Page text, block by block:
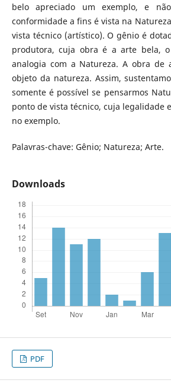
belo apreciado um exemplo, e
conformidade a fins é vista na
vista técnico (artístico). O gênio é
produtora, cuja obra é a arte bela,
analogia com a Natureza. A obra de
objeto da natureza. Assim,
somente é possível se pensarmos
ponto de vista técnico, cuja legalidade
no exemplo.
Palavras-chave: Gênio; Natureza; Arte.
Downloads
PDF